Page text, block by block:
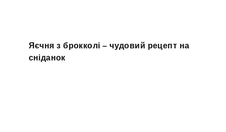
Яєчня з брокколі – чудовий рецепт на
сніданок